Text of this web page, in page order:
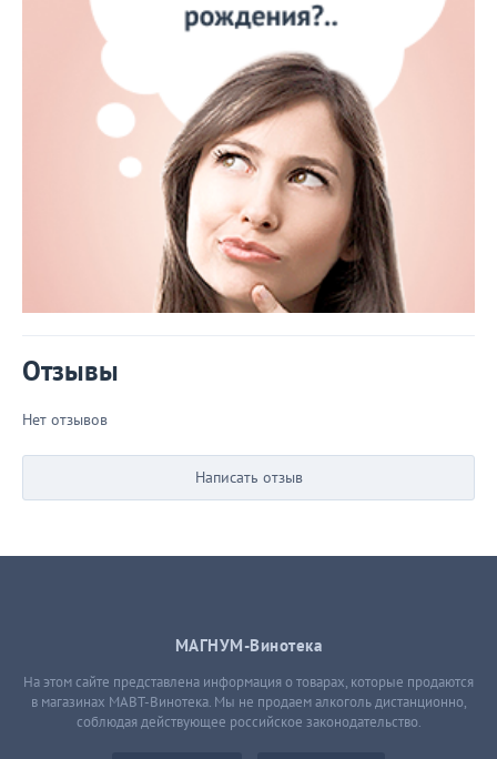
Отзывы
Нет отзывов
Написать отзыв
МАГНУМ-Винотека
На этом сайте представлена информация о товарах, которые продаются
в магазинах МАВТ-Винотека. Мы не продаем алкоголь дистанционно,
соблюдая действующее российское законодательство.